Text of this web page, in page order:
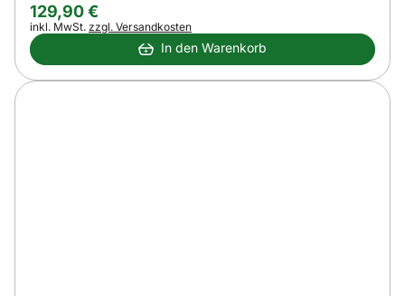
129,90€
Steuerhinweis:
inkl. MwSt. zzgl. Versandkosten
In den Warenkorb